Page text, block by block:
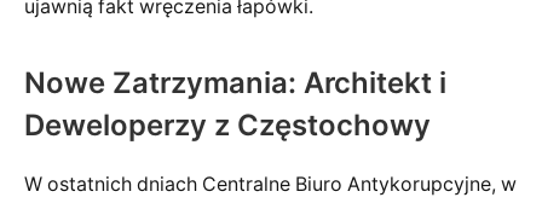
ujawnią fakt wręczenia łapówki.
Nowe Zatrzymania: Architekt i
Deweloperzy z Częstochowy
W ostatnich dniach Centralne Biuro Antykorupcyjne, w